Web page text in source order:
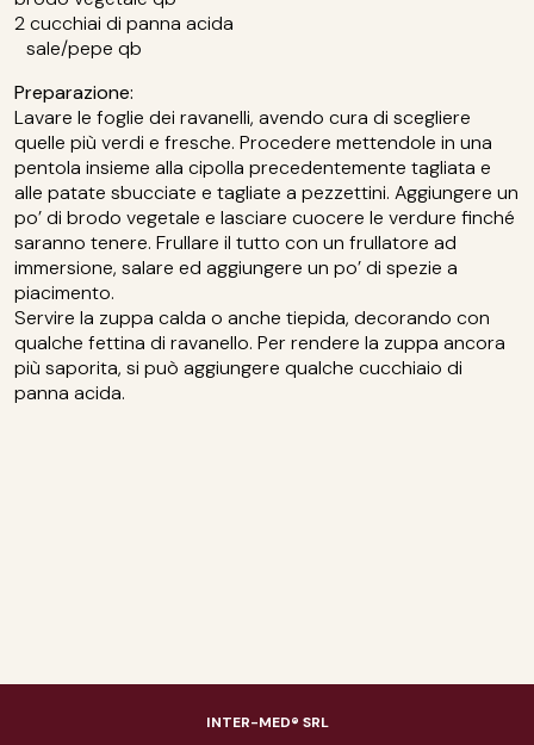
2 cucchiai di panna acida
sale/pepe qb
Preparazione:
Lavare le foglie dei ravanelli, avendo cura di scegliere
quelle più verdi e fresche. Procedere mettendole in una
pentola insieme alla cipolla precedentemente tagliata e
alle patate sbucciate e tagliate a pezzettini. Aggiungere un
po’ di brodo vegetale e lasciare cuocere le verdure finché
saranno tenere. Frullare il tutto con un frullatore ad
immersione, salare ed aggiungere un po’ di spezie a
piacimento.
Servire la zuppa calda o anche tiepida, decorando con
qualche fettina di ravanello. Per rendere la zuppa ancora
più saporita, si può aggiungere qualche cucchiaio di
panna acida.
INTER-MED® SRL